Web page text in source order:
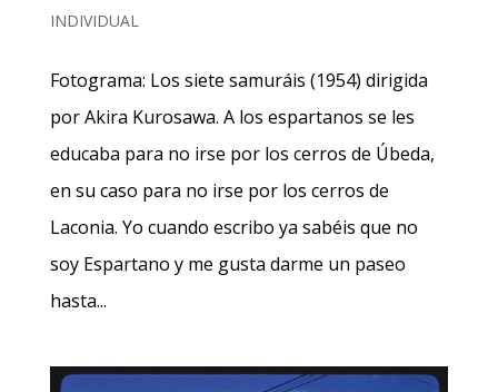
INDIVIDUAL
Fotograma: Los siete samuráis (1954) dirigida
por Akira Kurosawa. A los espartanos se les
educaba para no irse por los cerros de Úbeda,
en su caso para no irse por los cerros de
Laconia. Yo cuando escribo ya sabéis que no
soy Espartano y me gusta darme un paseo
hasta...